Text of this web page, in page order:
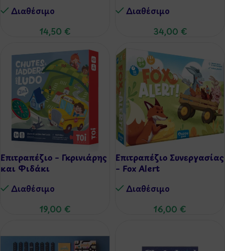
Διαθέσιμo
14,50 €
Διαθέσιμo
34,00 €
Επιτραπέζιο – Γκρινιάρης
και Φιδάκι
Διαθέσιμo
19,00 €
Επιτραπέζιο Συνεργασίας
– Fox Alert
Διαθέσιμo
16,00 €